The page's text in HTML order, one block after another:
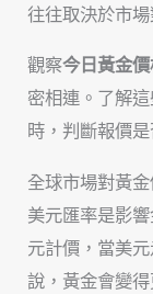
往往取決於市
觀察今日黃金
密相連。了解
時，判斷報價
全球市場對黃
美元匯率是影
元計價，當美
說，黃金會變得